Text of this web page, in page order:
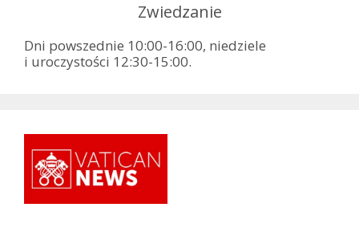
Zwiedzanie
Dni powszednie 10:00-16:00, niedziele
i uroczystości 12:30-15:00.